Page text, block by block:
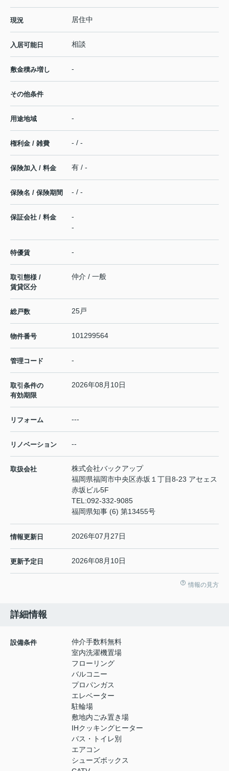
現況 居住中
入居可能日 相談
敷金積み増し -
その他条件
用途地域 -
権利金 / 雑費 - / -
保険加入 / 料金 有 / -
保険名 / 保険期間 - / -
保証会社 / 料金
-
-
特優賃 -
取引態様 /
賃貸区分
仲介 / 一般
総戸数 25戸
物件番号 101299564
管理コード -
取引条件の
有効期限
2026年08月10日
リフォーム ---
リノベーション --
取扱会社
株式会社バックアップ
福岡県福岡市中央区赤坂１丁目8-23 アセェス
赤坂ビル5F
TEL:092-332-9085
福岡県知事 (6) 第13455号
情報更新日 2026年07月27日
更新予定日 2026年08月10日
情報の見方
詳細情報
設備条件
仲介手数料無料
室内洗濯機置場
フローリング
バルコニー
プロパンガス
エレベーター
駐輪場
敷地内ごみ置き場
IHクッキングヒーター
バス・トイレ別
エアコン
シューズボックス